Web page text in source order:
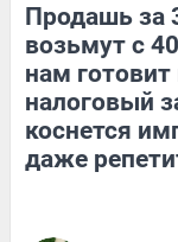
Продашь за
возьмут с
нам
налоговый
коснется
даже